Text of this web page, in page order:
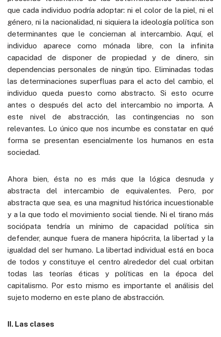
que cada individuo podría adoptar: ni el color de la piel, ni el
género, ni la nacionalidad, ni siquiera la ideología política son
determinantes que le conciernan al intercambio. Aquí, el
individuo aparece como mónada libre, con la infinita
capacidad de disponer de propiedad y de dinero, sin
dependencias personales de ningún tipo. Eliminadas todas
las determinaciones superfluas para el acto del cambio, el
individuo queda puesto como abstracto. Si esto ocurre
antes o después del acto del intercambio no importa. A
este nivel de abstracción, las contingencias no son
relevantes. Lo único que nos incumbe es constatar en qué
forma se presentan esencialmente los humanos en esta
sociedad.
Ahora bien, ésta no es más que la lógica desnuda y
abstracta del intercambio de equivalentes. Pero, por
abstracta que sea, es una magnitud histórica incuestionable
y a la que todo el movimiento social tiende. Ni el tirano más
sociópata tendría un mínimo de capacidad política sin
defender, aunque fuera de manera hipócrita, la libertad y la
igualdad del ser humano. La libertad individual está en boca
de todos y constituye el centro alrededor del cual orbitan
todas las teorías éticas y políticas en la época del
capitalismo. Por esto mismo es importante el análisis del
sujeto moderno en este plano de abstracción.
II. Las clases